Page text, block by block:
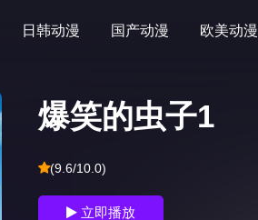
日韩动漫 国产动漫 欧美动漫
爆笑的虫子1
(9.6/10.0)
立即播放